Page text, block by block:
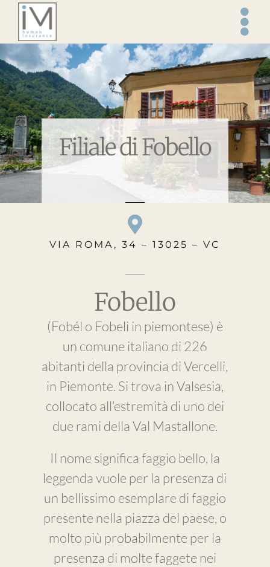
Salta
contenuto
Filiale di Fobello
VIA ROMA, 34 – 13025 – VC
Fobello
(Fobél o Fobeli in piemontese) è
un comune italiano di 226
abitanti della provincia di Vercelli,
in Piemonte. Si trova in Valsesia,
collocato all’estremità di uno dei
due rami della Val Mastallone.
Il nome significa faggio bello, la
leggenda vuole per la presenza di
un bellissimo esemplare di faggio
presente nella piazza del paese, o
molto più probabilmente per la
presenza di molte faggete nei